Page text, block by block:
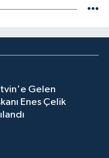
Gelen
Enes Çelik